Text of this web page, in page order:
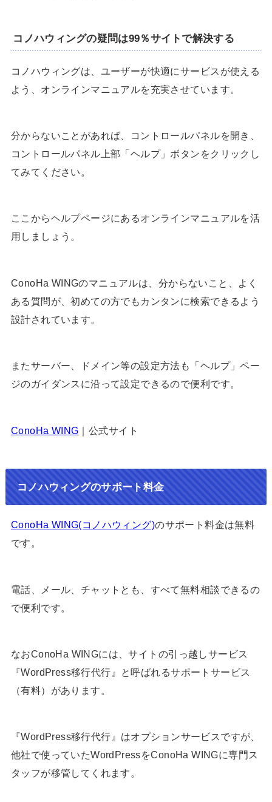
コノハウィングの疑問は99％サイトで解決する
コノハウィングは、ユーザーが快適にサービスが使える
よう、オンラインマニュアルを充実させています。
分からないことがあれば、コントロールパネルを開き、
コントロールパネル上部「ヘルプ」ボタンをクリックし
てみてください。
ここからヘルプページにあるオンラインマニュアルを活
用しましょう。
ConoHa WINGのマニュアルは、分からないこと、よく
ある質問が、初めての方でもカンタンに検索できるよう
設計されています。
またサーバー、ドメイン等の設定方法も「ヘルプ」ペー
ジのガイダンスに沿って設定できるので便利です。
ConoHa WING ｜公式サイト
コノハウィングのサポート料金
ConoHa WING(コノハウィング)のサポート料金は無料
です。
電話、メール、チャットとも、すべて無料相談できるの
で便利です。
なおConoHa WINGには、サイトの引っ越しサービス
『WordPress移行代行』と呼ばれるサポートサービス
（有料）があります。
『WordPress移行代行』はオプションサービスですが、
他社で使っていたWordPressをConoHa WINGに専門ス
タッフが移管してくれます。